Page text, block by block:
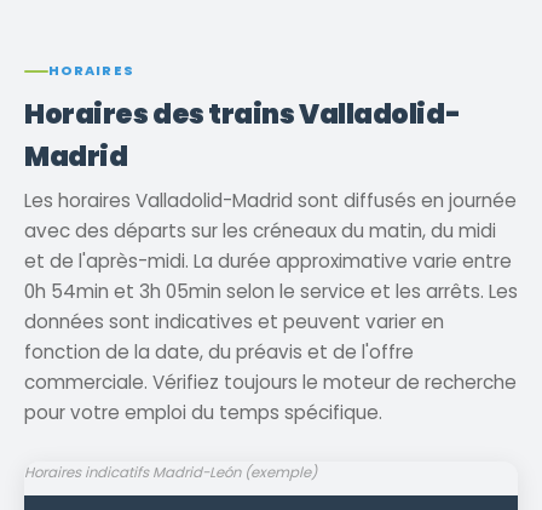
HORAIRES
Horaires des trains Valladolid-
Madrid
Les horaires Valladolid-Madrid sont diffusés en journée
avec des départs sur les créneaux du matin, du midi
et de l'après-midi. La durée approximative varie entre
0h 54min et 3h 05min selon le service et les arrêts. Les
données sont indicatives et peuvent varier en
fonction de la date, du préavis et de l'offre
commerciale. Vérifiez toujours le moteur de recherche
pour votre emploi du temps spécifique.
Horaires indicatifs Madrid-León (exemple)